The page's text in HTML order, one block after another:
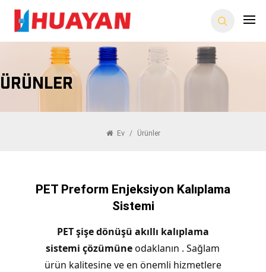
Ürünler
Ev / Ürünler
PET Preform Enjeksiyon Kalıplama
Sistemi
PET şişe dönüşü akıllı kalıplama
sistemi çözümüneodaklanın . Sağlam
ürün kalitesine ve en önemli hizmetlere